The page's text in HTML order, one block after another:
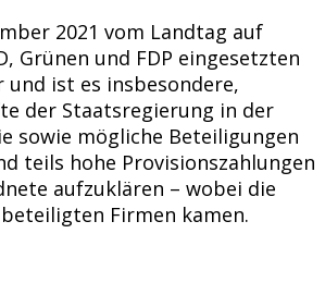
2021 vom Landtag auf
Grünen und FDP eingesetzten
und ist es insbesondere,
der Staatsregierung in der
sowie mögliche Beteiligungen
teils hohe Provisionszahlungen
aufzuklären – wobei die
Firmen kamen.